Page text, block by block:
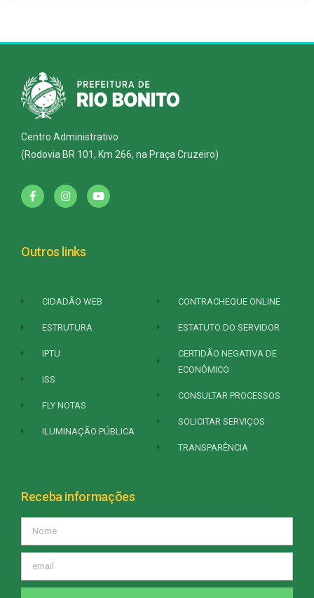
Centro Administrativo
(Rodovia BR 101, Km 266, na Praça Cruzeiro)
Outros links
CIDADÃO WEB
ESTRUTURA
IPTU
ISS
FLY NOTAS
ILUMINAÇÃO PÚBLICA
CONTRACHEQUE ONLINE
ESTATUTO DO SERVIDOR
CERTIDÃO NEGATIVA DE
ECONÔMICO
CONSULTAR PROCESSOS
SOLICITAR SERVIÇOS
TRANSPARÊNCIA
Receba informações